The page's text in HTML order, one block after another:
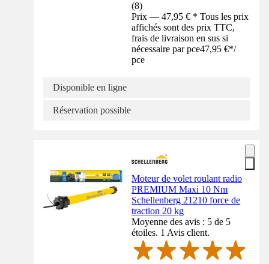
(8)
Prix — 47,95 € * Tous les prix
affichés sont des prix TTC,
frais de livraison en sus si
nécessaire par pce47,95 €*/
pce
Disponible en ligne
Réservation possible
Moteur de volet roulant radio
PREMIUM Maxi 10 Nm
Schellenberg 21210 force de
traction 20 kg
Moyenne des avis : 5 de 5
étoiles. 1 Avis client.